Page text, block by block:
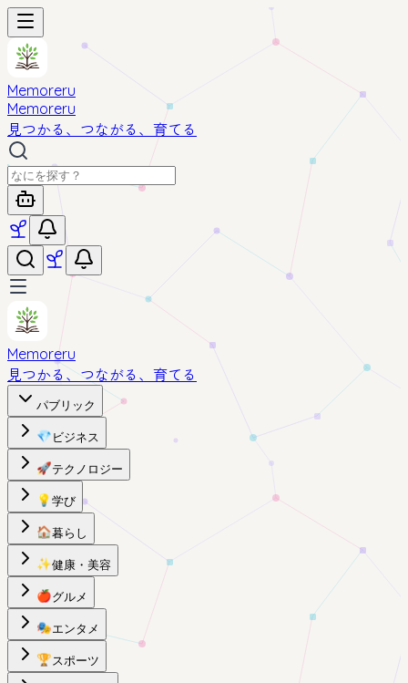
Memoreru
Memoreru
見つかる、つながる、育てる
Memoreru
見つかる、つながる、育てる
パブリック
💎 ビジネス
🚀テクノロジー
💡 学び
🏠暮らし
✨健康・美容
🍎グルメ
🎭エンタメ
🏆スポーツ